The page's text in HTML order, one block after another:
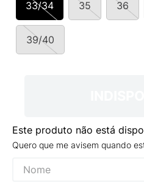
33/34 35 36
39/40
Este produto não está
Quero que me avisem quando
º
NEW 530
10º VANS TÊNIS VANS